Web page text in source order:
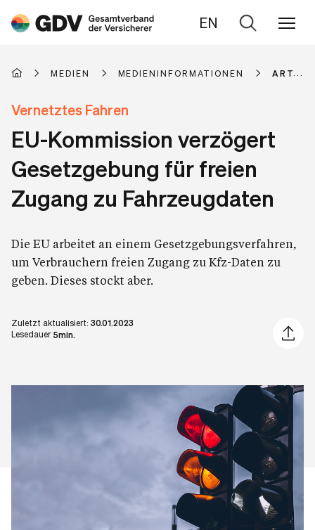
EN
Zur
MEDIEN MEDIENINFORMATIONEN
Vernetztes Fahren
EU-Kommission verzögert
Gesetzgebung für freien
Zugang zu Fahrzeugdaten
Die EU arbeitet an einem Gesetzgebungsverfahren,
um Verbrauchern freien Zugang zu Kfz-Daten zu
geben. Dieses stockt aber.
Zuletzt aktualisiert: 30.01.2023
Lesedauer 5min.
Artikel